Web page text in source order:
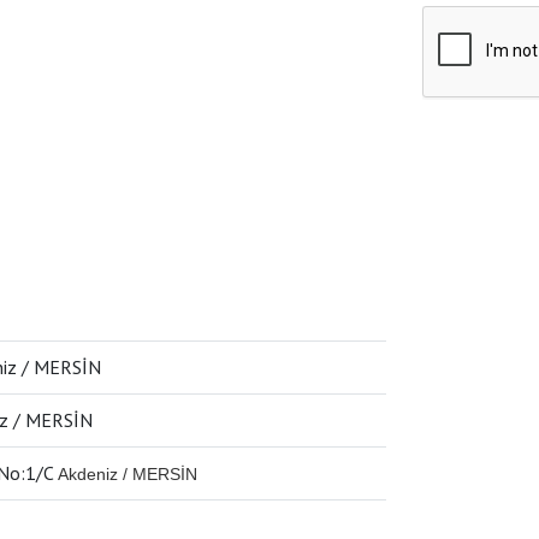
/ MERSİN
/ MERSİN
CAkdeniz / MERSİN